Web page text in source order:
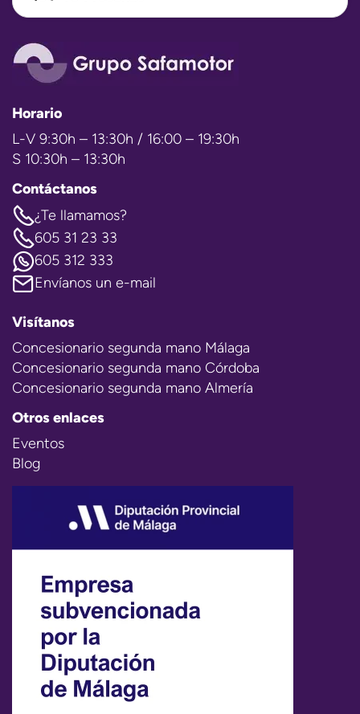
Horario
L-V 9:30h – 13:30h / 16:00 – 19:30h
S 10:30h – 13:30h
Contáctanos
¿Te llamamos?
605 31 23 33
605 312 333
Envíanos un e-mail
Visítanos
Concesionario segunda mano Málaga
Concesionario segunda mano Córdoba
Concesionario segunda mano Almería
Otros enlaces
Eventos
Blog